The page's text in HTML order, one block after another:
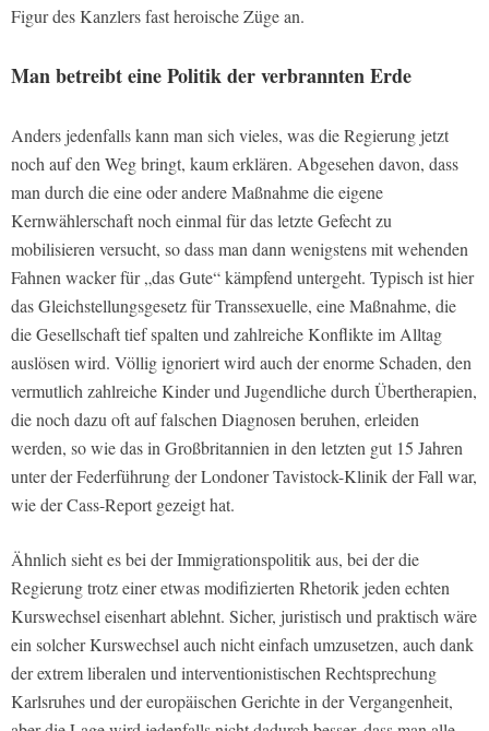
Figur des Kanzlers fast heroische Züge an.
Man betreibt eine Politik der verbrannten Erde
Anders jedenfalls kann man sich vieles, was die Regierung jetzt
noch auf den Weg bringt, kaum erklären. Abgesehen davon, dass
man durch die eine oder andere Maßnahme die eigene
Kernwählerschaft noch einmal für das letzte Gefecht zu
mobilisieren versucht, so dass man dann wenigstens mit wehenden
Fahnen wacker für „das Gute“ kämpfend untergeht. Typisch ist hier
das Gleichstellungsgesetz für Transsexuelle, eine Maßnahme, die
die Gesellschaft tief spalten und zahlreiche Konflikte im Alltag
auslösen wird. Völlig ignoriert wird auch der enorme Schaden, den
vermutlich zahlreiche Kinder und Jugendliche durch Übertherapien,
die noch dazu oft auf falschen Diagnosen beruhen, erleiden
werden, so wie das in Großbritannien in den letzten gut 15 Jahren
unter der Federführung der Londoner Tavistock-Klinik der Fall war,
wie der Cass-Report gezeigt hat.
Ähnlich sieht es bei der Immigrationspolitik aus, bei der die
Regierung trotz einer etwas modifizierten Rhetorik jeden echten
Kurswechsel eisenhart ablehnt. Sicher, juristisch und praktisch wäre
ein solcher Kurswechsel auch nicht einfach umzusetzen, auch dank
der extrem liberalen und interventionistischen Rechtsprechung
Karlsruhes und der europäischen Gerichte in der Vergangenheit,